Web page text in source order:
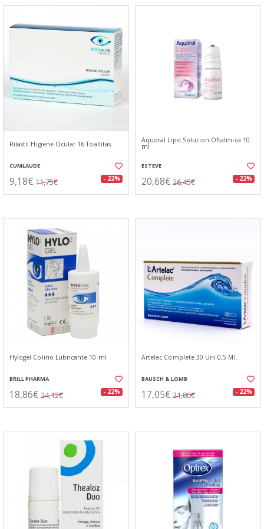
Rilastil Higiene Ocular 16 Toallitas
CUMLAUDE
9,18€ 11,75€ - 22%
Aquoral Lipo Solucion Oftalmica 10
ml
ESTEVE
20,68€ 26,45€ - 22%
Hylogel Colirio Lubricante 10 ml
BRILL PHARMA
18,86€ 24,12€ - 22%
Artelac Complete 30 Uni 0,5 Ml.
BAUSCH & LOMB
17,05€ 21,80€ - 22%